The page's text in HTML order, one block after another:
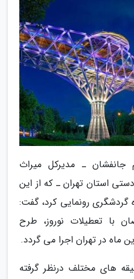
جانفشان ـ مدیرکل میراث
استان تهران ـ که از این
گردشگری رونمایی کرد، گفت:
با تعطیلات نوروز، طرح
ماه در تهران اجرا می گردد.
های مختلف درنظر گرفته